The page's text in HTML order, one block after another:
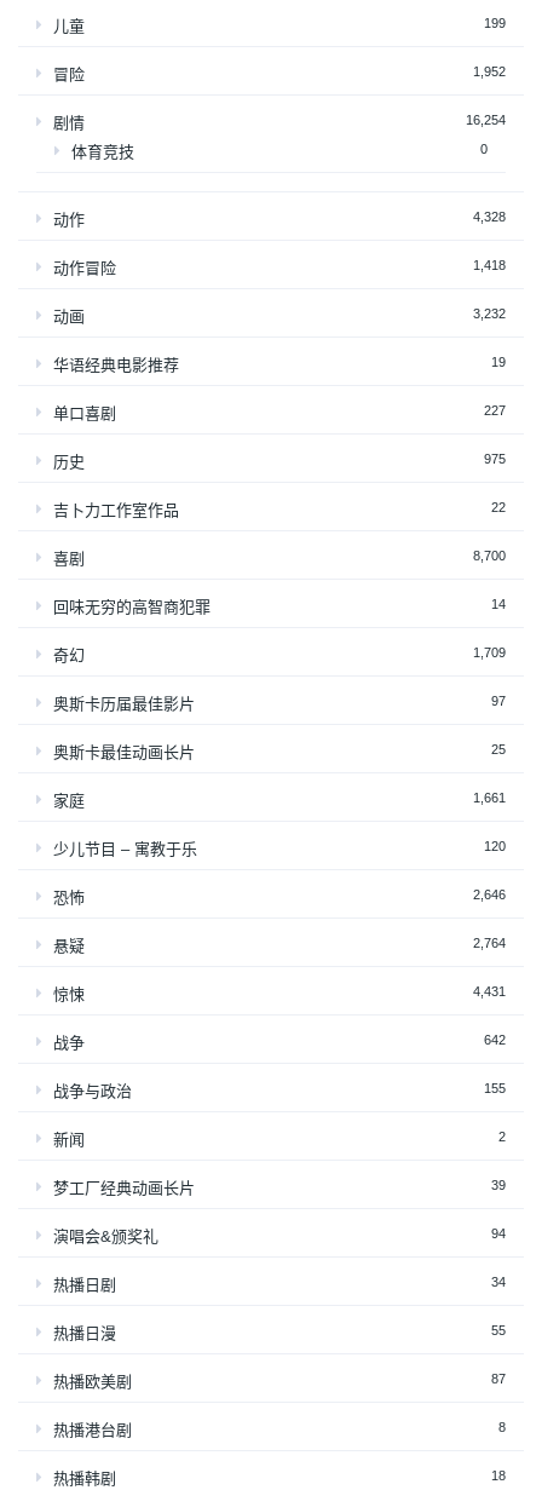
儿童 199
冒险 1,952
剧情 16,254
体育竞技 0
动作 4,328
动作冒险 1,418
动画 3,232
华语经典电影推荐 19
单口喜剧 227
历史 975
吉卜力工作室作品 22
喜剧 8,700
回味无穷的高智商犯罪 14
奇幻 1,709
奥斯卡历届最佳影片 97
奥斯卡最佳动画长片 25
家庭 1,661
少儿节目 – 寓教于乐 120
恐怖 2,646
悬疑 2,764
惊悚 4,431
战争 642
战争与政治 155
新闻 2
梦工厂经典动画长片 39
演唱会&颁奖礼 94
热播日剧 34
热播日漫 55
热播欧美剧 87
热播港台剧 8
热播韩剧 18